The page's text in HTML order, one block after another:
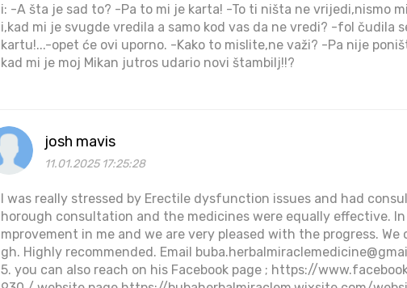
i: -A šta je sad to? -Pa to mi je karta! -To ti ništa ne vrijedi,nismo
i,kad mi je svugde vredila a samo kod vas da ne vredi? -fol čudila
kartu!...-opet će ovi uporno. -Kako to mislite,ne važi? -Pa nije
kad mi je moj Mikan jutros udario novi štambilj!!?
josh mavis
11.01.2025 17:25:28
I was really stressed by Erectile dysfunction issues and had
horough consultation and the medicines were equally effective.
mprovement in me and we are very pleased with the progress. We
gh. Highly recommended. Email
5. you can also reach on his Facebook page ; https://